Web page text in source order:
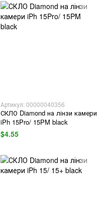
Артикул: 00000040356
СКЛО Diamond на лінзи камери
iPh 15Pro/ 15PM black
$4.55